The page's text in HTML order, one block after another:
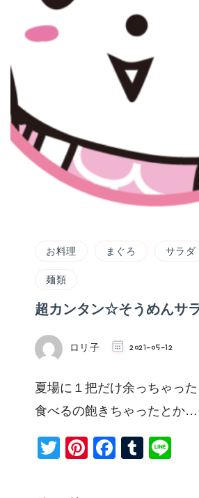
お料理 まぐろ サラダ
麺類
超カンタン☆そうめんサ
ロリ子 2021-05-12
夏場に１把だけ余っちゃっ
食べるの飽きちゃったとか
TwitterPinterest